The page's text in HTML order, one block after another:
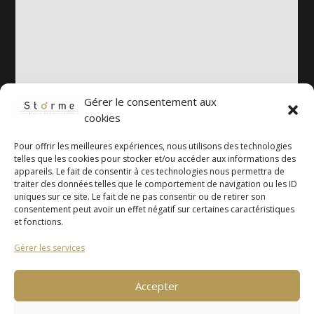
Gérer le consentement aux
cookies
Pour offrir les meilleures expériences, nous utilisons des technologies
telles que les cookies pour stocker et/ou accéder aux informations des
appareils. Le fait de consentir à ces technologies nous permettra de
traiter des données telles que le comportement de navigation ou les ID
uniques sur ce site. Le fait de ne pas consentir ou de retirer son
consentement peut avoir un effet négatif sur certaines caractéristiques
et fonctions.
Gérer les services
Accepter
Copyright ©Storme Cuisines 2026